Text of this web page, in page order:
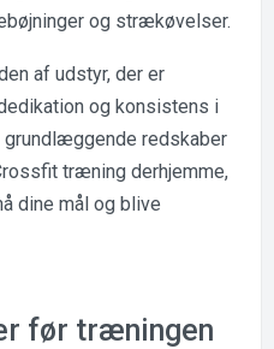
og strækøvelser.
af udstyr, der er
og konsistens i
redskaber
træning derhjemme,
dine mål og blive
før træningen